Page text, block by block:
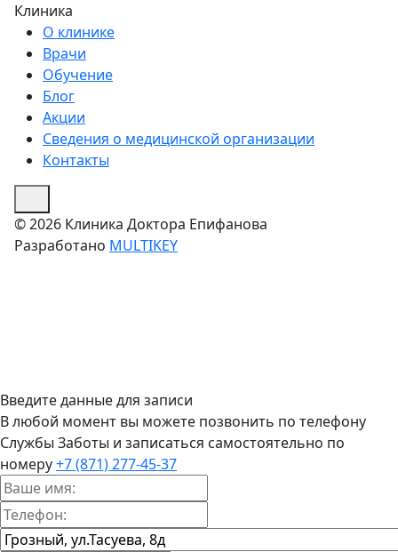
Клиника
О клинике
Врачи
Обучение
Блог
Акции
Сведения о медицинской организации
Контакты
© 2026 Клиника Доктора Епифанова
Разработано MULTIKEY
Введите данные для записи
В любой момент вы можете позвонить по телефону
Службы Заботы и записаться самостоятельно по
номеру+7 (871) 277-45-37